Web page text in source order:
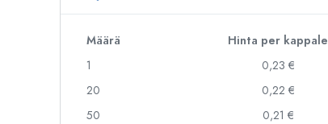
Roll-on-pullot
Puristuspullot
Säilytyspullot
Määrä Hinta per kappale
1
0,23 €
20
0,22 €
50
0,21 €